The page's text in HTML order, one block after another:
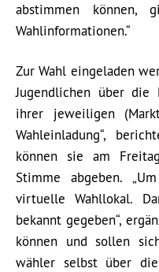
abstimmen können,
Wahlinformationen.“
Zur Wahl eingeladen
Jugendlichen über die
ihrer jeweiligen
Wahleinladung“,
können sie am
Stimme abgeben.
virtuelle Wahllokal.
bekannt gegeben“,
können und sollen
wähler selbst über